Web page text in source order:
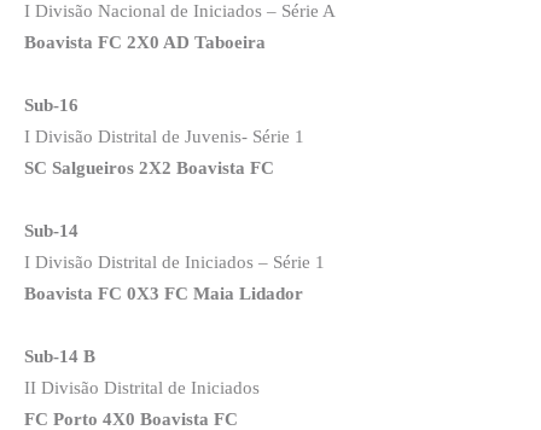
I Divisão Nacional de Iniciados – Série A
Boavista FC 2X0 AD Taboeira
Sub-16
I Divisão Distrital de Juvenis- Série 1
SC Salgueiros 2X2 Boavista FC
Sub-14
I Divisão Distrital de Iniciados – Série 1
Boavista FC 0X3 FC Maia Lidador
Sub-14 B
II Divisão Distrital de Iniciados
FC Porto 4X0 Boavista FC